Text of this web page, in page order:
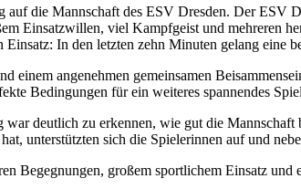
die Mannschaft des ESV Dresden. Der ESV
Einsatzwillen, viel Kampfgeist und mehreren
In den letzten zehn Minuten gelang
einem angenehmen gemeinsamen
Bedingungen für ein weiteres spannendes
war deutlich zu erkennen, wie gut die
unterstützten sich die Spielerinnen auf und
Begegnungen, großem sportlichem Einsatz